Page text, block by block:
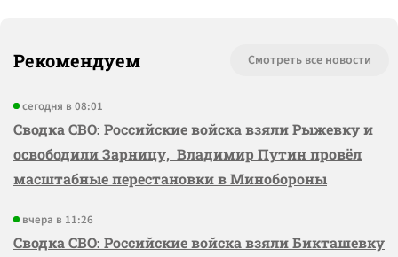
Рекомендуем Смотреть все новости
сегодня в 08:01
Сводка СВО: Российские войска взяли Рыжевку и
освободили Зарницу, Владимир Путин провёл
масштабные перестановки в Минобороны
вчера в 11:26
Сводка СВО: Российские войска взяли Бикташевку